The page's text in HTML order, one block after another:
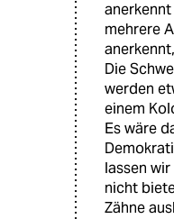
mehrere
Die
werden
einem
Es wäre
lassen
nicht
Zähne